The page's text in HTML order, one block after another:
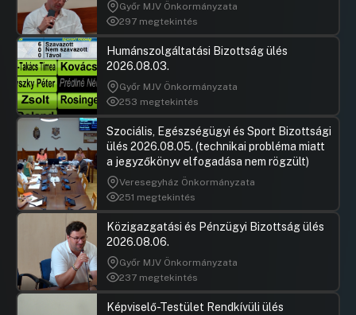
Győr MJV Önkormányzata
297 megtekintés
Humánszolgáltatási Bizottság ülés
2026.08.03.
Győr MJV Önkormányzata
253 megtekintés
Szociális, Egészségügyi és Sport Bizottsági
ülés 2026.08.05. (technikai probléma miatt
a jegyzőkönyv elfogadása nem rögzült)
Veresegyház Önkormányzata
251 megtekintés
Közigazgatási és Pénzügyi Bizottság ülés
2026.08.06.
Győr MJV Önkormányzata
237 megtekintés
Képviselő-Testület Rendkívüli ülés